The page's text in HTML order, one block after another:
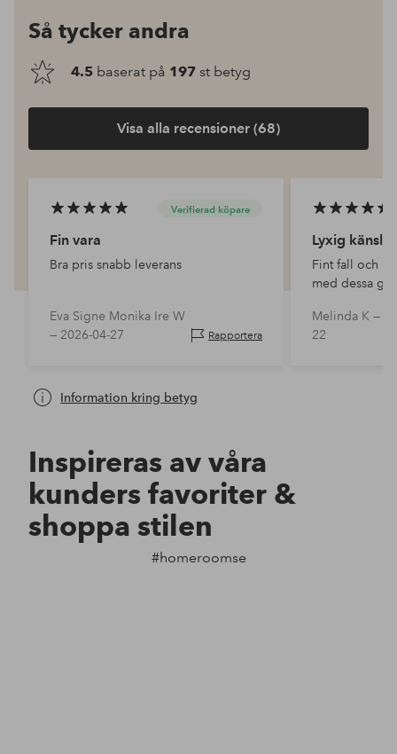
Så tycker andra
4.5 baserat på 197 st betyg
Visa alla recensioner (68)
Verifierad köpare
Fin vara
Bra pris snabb leverans
Eva Signe Monika Ire W
— 2026-04-27 Rapportera
Lyxig känsla
Fint fall och
med dessa
material.
Melinda K —
22
Information kring betyg
Inspireras av våra
kunders favoriter &
shoppa stilen
#homeroomse